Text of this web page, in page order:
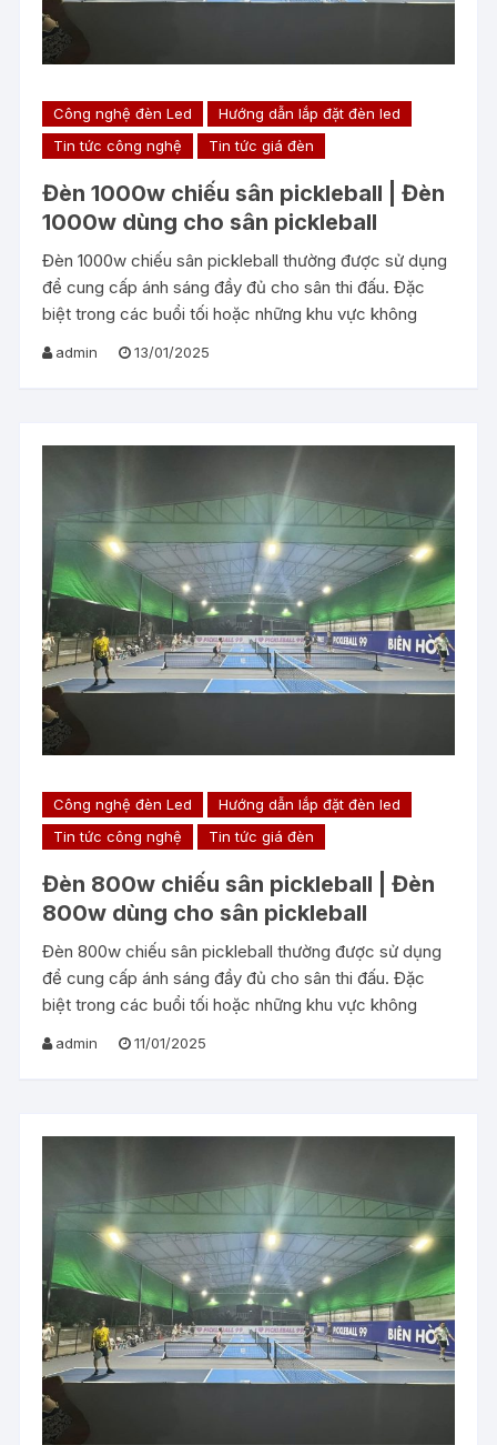
Công nghệ đèn Led
Hướng dẫn lắp đặt đèn led
Tin tức công nghệ
Tin tức giá đèn
Đèn 1000w chiếu sân pickleball | Đèn
1000w dùng cho sân pickleball
Đèn 1000w chiếu sân pickleball thường được sử dụng
để cung cấp ánh sáng đầy đủ cho sân thi đấu. Đặc
biệt trong các buổi tối hoặc những khu vực không
admin 13/01/2025
Công nghệ đèn Led
Hướng dẫn lắp đặt đèn led
Tin tức công nghệ
Tin tức giá đèn
Đèn 800w chiếu sân pickleball | Đèn
800w dùng cho sân pickleball
Đèn 800w chiếu sân pickleball thường được sử dụng
để cung cấp ánh sáng đầy đủ cho sân thi đấu. Đặc
biệt trong các buổi tối hoặc những khu vực không
admin 11/01/2025